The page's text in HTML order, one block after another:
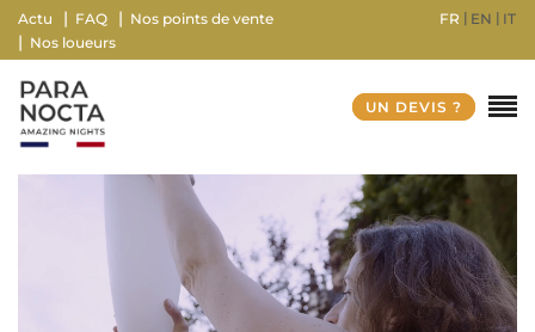
Actu FAQ
Nos points de vente
Nos loueurs
FR EN IT
UN DEVIS ?